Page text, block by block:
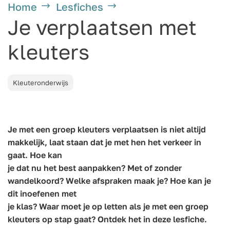
Home Lesfiches
Je verplaatsen met
kleuters
Kleuteronderwijs
Je met een groep kleuters verplaatsen is niet altijd
makkelijk, laat staan dat je met hen het verkeer in
gaat. Hoe kan
je dat nu het best aanpakken? Met of zonder
wandelkoord? Welke afspraken maak je? Hoe kan je
dit inoefenen met
je klas? Waar moet je op letten als je met een groep
kleuters op stap gaat? Ontdek het in deze lesfiche.